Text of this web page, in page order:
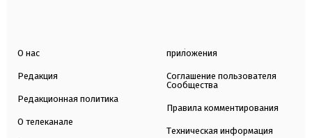
О нас
Редакция
Редакционная политика
О телеканале
приложения
Соглашение пользователя
Сообщества
Правила комментирования
Техническая информация